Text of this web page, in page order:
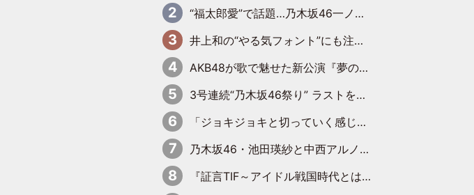
“福太郎愛”で話題…乃木坂46一ノ瀬美空、地元福岡『めんべい25周年トップサポーター』に就任
井上和の“やる気フォント”にも注目 乃木坂46が挑んだ書道パフォーマンスの舞台裏
AKB48が歌で魅せた新公演『夢のポップスター』 初日から全身全霊のステージ
3号連続“乃木坂46祭り” ラストを飾るのは賀喜遥香…5年ぶりの登場に「5年分大人になった私を見ていただけたら」
「ジョキジョキと切っていく感じ」STU48中村舞、新しい挑戦は自らの手で
乃木坂46・池田瑛紗と中西アルノが「真冬のかき氷」騒動で火花散らす！ 因縁の裏にあるのは、逆境をともに“凌”ぐ似た者同士の絆
『証言TIF～アイドル戦国時代とはなんだったのか～』第11回：私立恵比寿中学・真山りか×安本彩花「TIFで10年ぶりのキョンシーメイクをしたら、場を完全に引かせてしまって。時代が変わったんだなって」